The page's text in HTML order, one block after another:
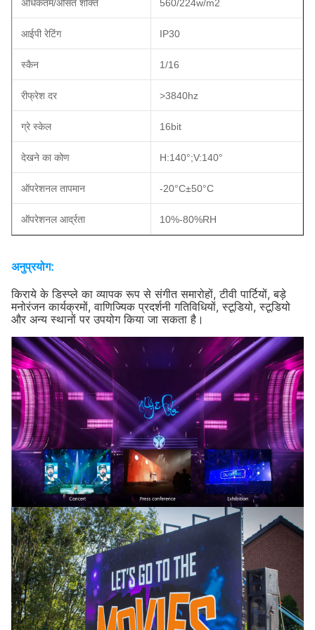
अधिकतम/औसत शक्ति 560/224w/m2
आईपी रेटिंग IP30
स्कैन 1/16
रीफ्रेश दर >3840hz
ग्रे स्केल 16bit
देखने का कोण H:140°;V:140°
ऑपरेशनल तापमान -20°C±50°C
ऑपरेशनल आर्द्रता 10%-80%RH
अनुप्रयोग:
किराये के डिस्प्ले का व्यापक रूप से संगीत समारोहों, टीवी पार्टियों, बड़े
मनोरंजन कार्यक्रमों, वाणिज्यिक प्रदर्शनी गतिविधियों, स्टूडियो, स्टूडियो
और अन्य स्थानों पर उपयोग किया जा सकता है।